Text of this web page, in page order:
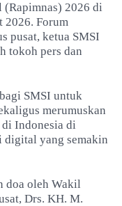
(Rapimnas) 2026 di
2026. Forum
pusat, ketua SMSI
tokoh pers dan
SMSI untuk
merumuskan
di Indonesia di
digital yang semakin
doa oleh Wakil
Drs. KH. M.